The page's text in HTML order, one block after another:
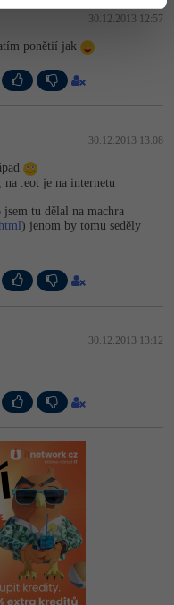
30.12.2013 12:57
ponětií jak
30.12.2013 13:08
.eot je na internetu
tu dělal na machra
) jenom by tomu seděly
30.12.2013 13:12